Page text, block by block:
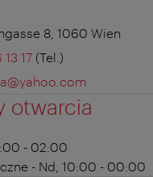
8, 1060 Wien
17 (Tel.)
otwarcia
- 02:00
- Nd, 10:00 - 00:00